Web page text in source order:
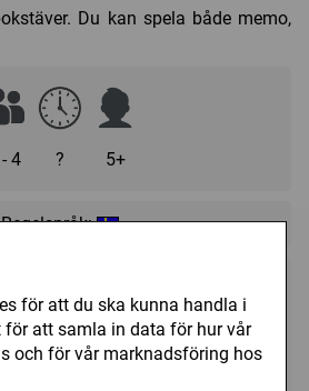
för att du ska kunna handla i
att samla in data för hur vår
och för vår marknadsföring hos
Du kan spela både memo,
4 ? 5+
Regelspråk:
Utgått